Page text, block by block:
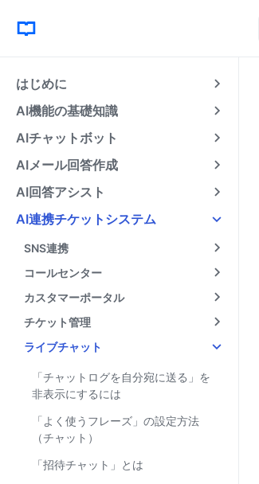
はじめに
AI機能の基礎知識
AIチャットボット
AIメール回答作成
AI回答アシスト
AI連携チケットシステム
SNS連携
コールセンター
カスタマーポータル
チケット管理
ライブチャット
「チャットログを自分宛に送る」を
非表示にするには
「よく使うフレーズ」の設定方法
（チャット）
「招待チャット」とは